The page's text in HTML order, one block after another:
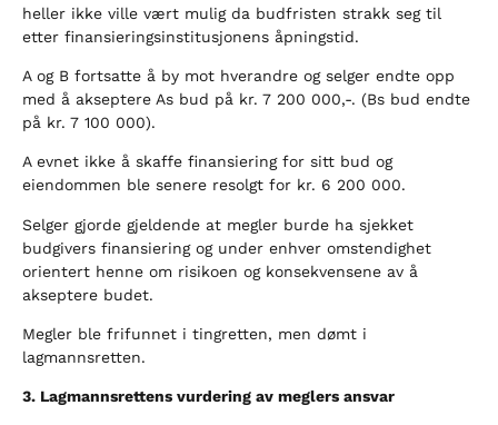
heller ikke ville vært mulig da budfristen strakk seg til
etter finansieringsinstitusjonens åpningstid.
A og B fortsatte å by mot hverandre og selger endte opp
med å akseptere As bud på kr. 7 200 000,-. (Bs bud endte
på kr. 7 100 000).
A evnet ikke å skaffe finansiering for sitt bud og
eiendommen ble senere resolgt for kr. 6 200 000.
Selger gjorde gjeldende at megler burde ha sjekket
budgivers finansiering og under enhver omstendighet
orientert henne om risikoen og konsekvensene av å
akseptere budet.
Megler ble frifunnet i tingretten, men dømt i
lagmannsretten.
3. Lagmannsrettens vurdering av meglers ansvar